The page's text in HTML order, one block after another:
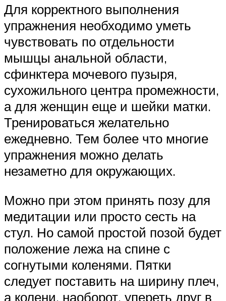
Для корректного выполнения
упражнения необходимо уметь
чувствовать по отдельности
мышцы анальной области,
сфинктера мочевого пузыря,
сухожильного центра промежности,
а для женщин еще и шейки матки.
Тренироваться желательно
ежедневно. Тем более что многие
упражнения можно делать
незаметно для окружающих.
Можно при этом принять позу для
медитации или просто сесть на
стул. Но самой простой позой будет
положение лежа на спине с
согнутыми коленями. Пятки
следует поставить на ширину плеч,
а колени, наоборот, упереть друг в